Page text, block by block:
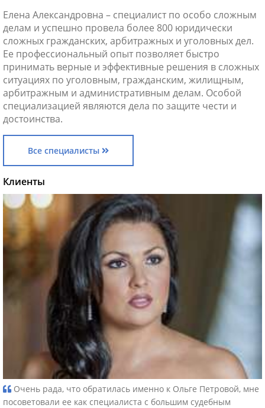
Елена Александровна – специалист по особо сложным
делам и успешно провела более 800 юридически
сложных гражданских, арбитражных и уголовных дел.
Ее профессиональный опыт позволяет быстро
принимать верные и эффективные решения в сложных
ситуациях по уголовным, гражданским, жилищным,
арбитражным и административным делам. Особой
специализацией являются дела по защите чести и
достоинства.
Все специалисты
Клиенты
Очень рада, что обратилась именно к Ольге Петровой, мне
посоветовали ее как специалиста с большим судебным